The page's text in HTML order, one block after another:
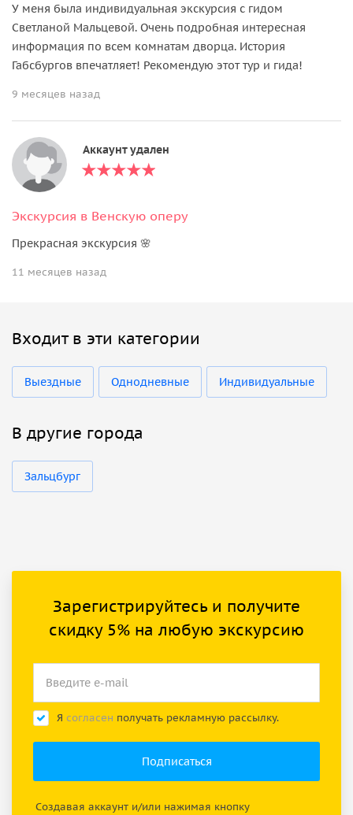
У меня была индивидуальная экскурсия с гидом
Светланой Мальцевой. Очень подробная интересная
информация по всем комнатам дворца. История
Габсбургов впечатляет! Рекомендую этот тур и гида!
9 месяцев назад
Аккаунт удален
Экскурсия в Венскую оперу
Прекрасная экскурсия 🌸
11 месяцев назад
Входит в эти категории
Выездные Однодневные Индивидуальные
В другие города
Зальцбург
Зарегистрируйтесь и получите
скидку 5% на любую экскурсию
Я согласен получать рекламную рассылку.
Создавая аккаунт и/или нажимая кнопку